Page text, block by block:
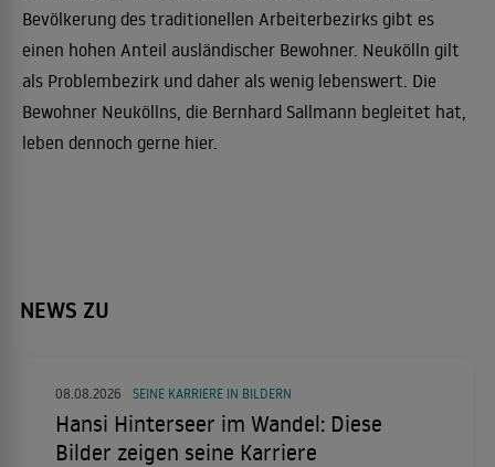
Bevölkerung des traditionellen Arbeiterbezirks gibt es
einen hohen Anteil ausländischer Bewohner. Neukölln gilt
als Problembezirk und daher als wenig lebenswert. Die
Bewohner Neuköllns, die Bernhard Sallmann begleitet hat,
leben dennoch gerne hier.
NEWS ZU
08.08.2026 SEINE KARRIERE IN BILDERN
Hansi Hinterseer im Wandel: Diese
Bilder zeigen seine Karriere